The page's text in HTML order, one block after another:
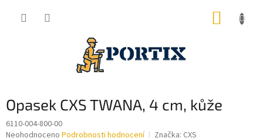
Opasek CXS TWANA, 4 cm, kůže
6110-004-800-00
Průměrné
Neohodnoceno Podrobnosti hodnocení Značka: CXS